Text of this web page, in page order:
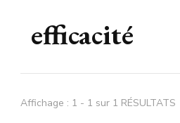
efficacité
Affichage : 1 - 1 sur 1 RÉSULTATS